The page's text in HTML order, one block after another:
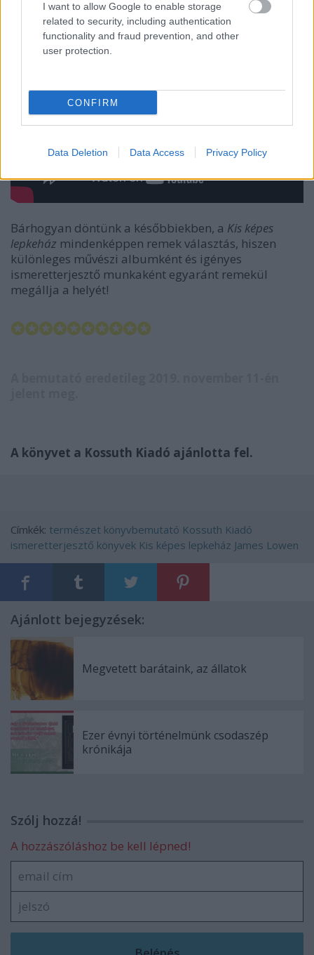
I want to allow Google to enable storage
related to security, including authentication
functionality and fraud prevention, and other
user protection.
CONFIRM
Data Deletion Data Access Privacy Policy
Bárhogyan döntünk a későbbiekben, a Kis képes
lepkeház mindenképpen remek választás, hiszen
különleges művészi albumként és igényes
ismeretterjesztő munkaként egyaránt remekül
megállja a helyét!
✪✪✪✪✪✪✪✪✪✪
A könyvet a Kossuth Kiadó ajánlotta fel.
Címkék: természet könyvbemutató Kossuth Kiadó
ismeretterjesztő könyvek Kis képes lepkeház James Lowen
Ajánlott bejegyzések:
Megvetett barátaink, az állatok
Ezer évnyi történelmünk csodaszép
krónikája
Szólj hozzá!
A hozzászóláshoz be kell lépned!